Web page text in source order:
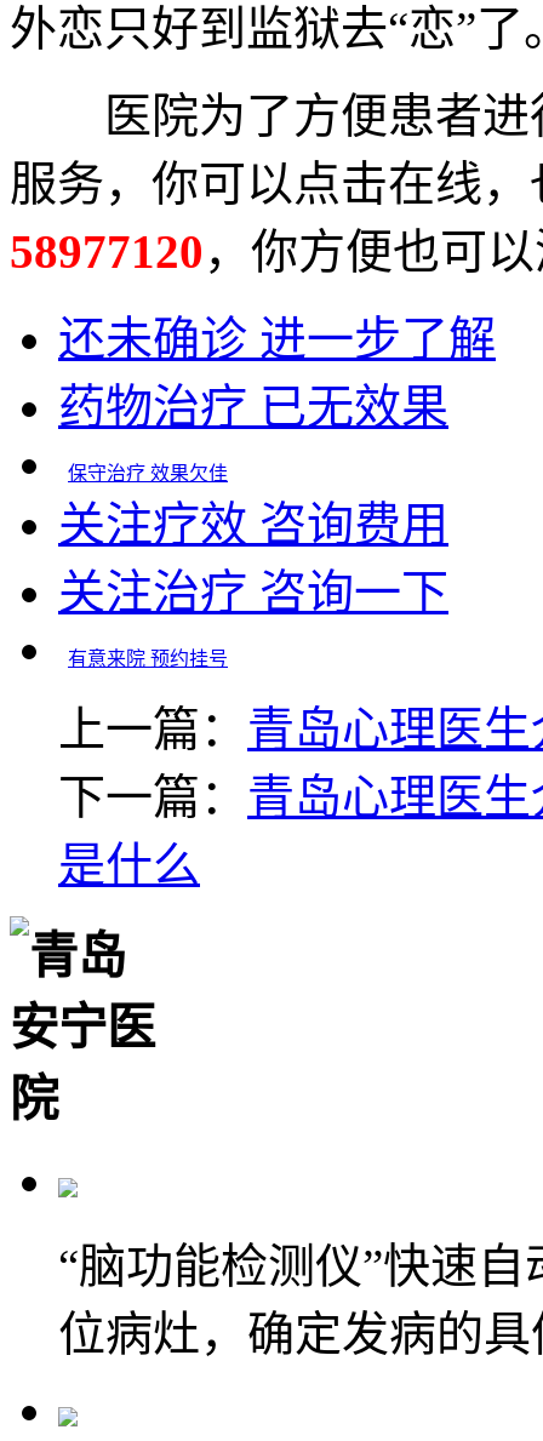
外恋只好到监狱去“恋”了
医院为了方便患者进
服务，你可以点击在线
58977120，你方便也可
还未确诊 进一步了解
药物治疗 已无效果
保守治疗 效果欠佳
关注疗效 咨询费用
关注治疗 咨询一下
有意来院 预约挂号
上一篇： 青岛心理医
下一篇： 青岛心理医
是什么
“脑功能检测仪”快速
位病灶，确定发病的